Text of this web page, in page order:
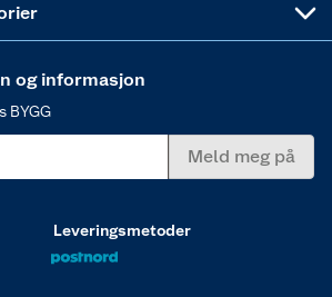
og informasjon
BYGG
Meld meg på
Leveringsmetoder